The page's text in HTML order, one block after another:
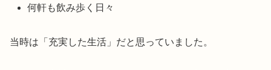
何軒も飲み歩く日々
当時は「充実した生活」だと思っていました。